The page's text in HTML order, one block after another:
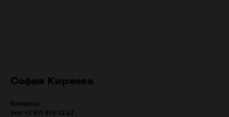
София Киреева
Контакты:
тел: +7 911 915-12-27